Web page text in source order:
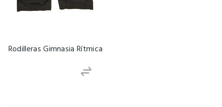
Rodilleras Gimnasia Rítmica